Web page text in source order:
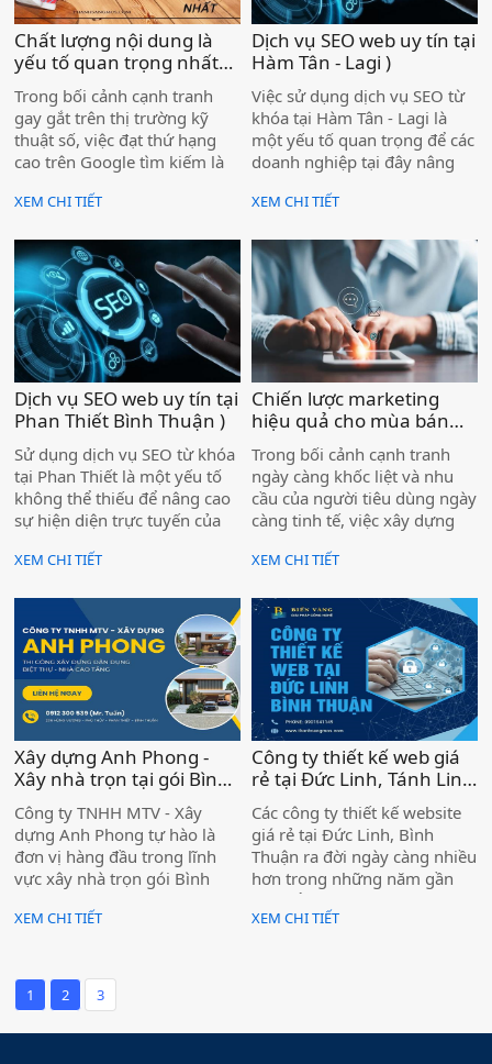
Google.
Chất lượng nội dung là
yếu tố quan trọng nhất
giúp website tăng hạng
trong Google tìm kiếm )
Trong bối cảnh cạnh tranh
gay gắt trên thị trường kỹ
thuật số, việc đạt thứ hạng
cao trên Google tìm kiếm là
với bất kỳ website nào. Có
thứ hạng của một trang web,
bao gồm tối ưu hóa SEO, tốc
độ tải trang, backlink, và trải
nghiệm người dùng. Tuy
nhiên, yếu tố cốt lõi và bền
vững nhất chính là chất
lượng nội dung. Google ngày
càng ưu tiên nội dung chất
lượng, mang lại giá trị thực
sự cho người dùng, thay vì
chỉ tập trung vào các yếu tố
kỹ thuật SEO.
XEM CHI TIẾT
Dịch vụ SEO web uy tín tại
Hàm Tân - Lagi )
Việc sử dụng dịch vụ SEO từ
khóa tại Hàm Tân - Lagi là
một yếu tố quan trọng để các
doanh nghiệp tại đây nâng
và tiếp cận được nhiều khách
XEM CHI TIẾT
Dịch vụ SEO web uy tín tại
Phan Thiết Bình Thuận )
Sử dụng dịch vụ SEO từ khóa
tại Phan Thiết là một yếu tố
không thể thiếu để nâng cao
sự hiện diện trực tuyến của
XEM CHI TIẾT
Chiến lược marketing
hiệu quả cho mùa bán
hàng tết nguyên đán
2025 )
Trong bối cảnh cạnh tranh
ngày càng khốc liệt và nhu
cầu của người tiêu dùng ngày
càng tinh tế, việc xây dựng
hiệu quả cho mùa bán hàng
cấp thiết hơn bao giờ hết.
XEM CHI TIẾT
Xây dựng Anh Phong -
Xây nhà trọn tại gói Bình
Thuận )
Công ty TNHH MTV - Xây
dựng Anh Phong tự hào là
đơn vị hàng đầu trong lĩnh
vực xây nhà trọn gói Bình
dịch vụ chất lượng cao, từ
mang lại cho quý khách một
ngôi nhà mơ ước với chi phí
hợp lý nhất.
XEM CHI TIẾT
Công ty thiết kế web giá
rẻ tại Đức Linh, Tánh Linh
Các công ty thiết kế website
giá rẻ tại Đức Linh, Bình
Thuận ra đời ngày càng nhiều
hơn trong những năm gần
đây để phục vụ thị trường
ngày càng phát triển ở Hàm
không biết các chức năng
XEM CHI TIẾT
1 2 3